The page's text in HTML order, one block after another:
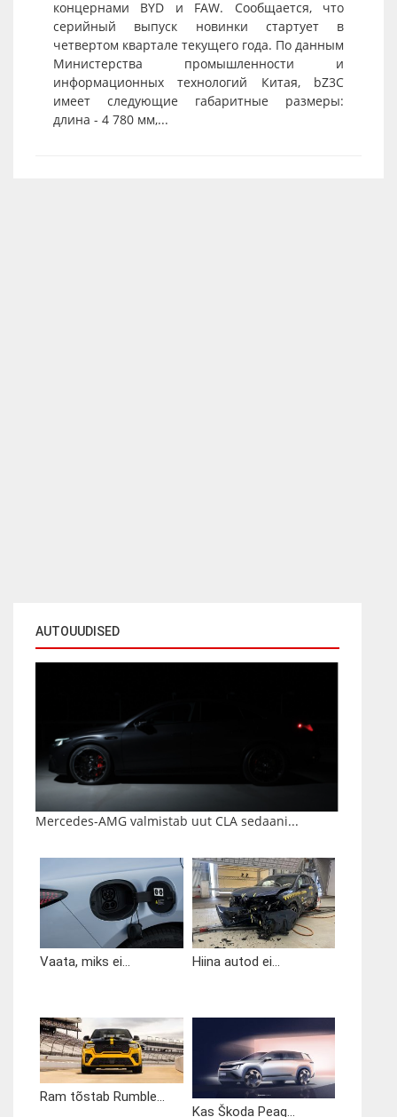
AUTOUUDISED
Mercedes-AMG valmistab uut CLA sedaani...
Vaata, miks ei... Hiina autod ei...
Ram tõstab Rumble...
Kas Škoda Peaq...
концернами BYD и FAW. Сообщается, что
серийный выпуск новинки стартует в
четвертом квартале текущего года. По данным
Министерства промышленности и
информационных технологий Китая, bZ3C
имеет следующие габаритные размеры:
длина - 4 780 мм,...